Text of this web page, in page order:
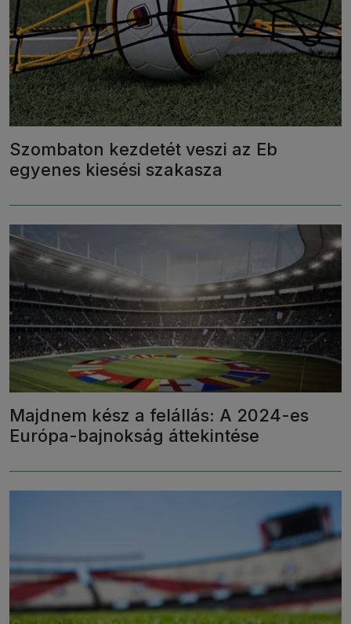
Szombaton kezdetét veszi az Eb
egyenes kiesési szakasza
Majdnem kész a felállás: A 2024-es
Európa-bajnokság áttekintése